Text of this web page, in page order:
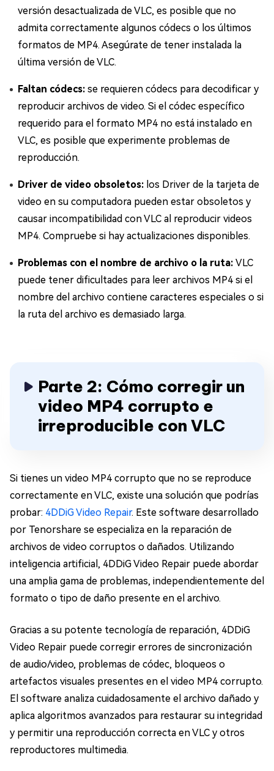
versión desactualizada de VLC, es posible que no
admita correctamente algunos códecs o los últimos
formatos de MP4. Asegúrate de tener instalada la
última versión de VLC.
Faltan códecs: se requieren códecs para decodificar y
reproducir archivos de video. Si el códec específico
requerido para el formato MP4 no está instalado en
VLC, es posible que experimente problemas de
reproducción.
Driver de video obsoletos: los Driver de la tarjeta de
video en su computadora pueden estar obsoletos y
causar incompatibilidad con VLC al reproducir videos
MP4. Compruebe si hay actualizaciones disponibles.
Problemas con el nombre de archivo o la ruta: VLC
puede tener dificultades para leer archivos MP4 si el
nombre del archivo contiene caracteres especiales o si
la ruta del archivo es demasiado larga.
Parte 2: Cómo corregir un
video MP4 corrupto e
irreproducible con VLC
Si tienes un video MP4 corrupto que no se reproduce
correctamente en VLC, existe una solución que podrías
probar: 4DDiG Video Repair. Este software desarrollado
por Tenorshare se especializa en la reparación de
archivos de video corruptos o dañados. Utilizando
inteligencia artificial, 4DDiG Video Repair puede abordar
una amplia gama de problemas, independientemente del
formato o tipo de daño presente en el archivo.
Gracias a su potente tecnología de reparación, 4DDiG
Video Repair puede corregir errores de sincronización
de audio/video, problemas de códec, bloqueos o
artefactos visuales presentes en el video MP4 corrupto.
El software analiza cuidadosamente el archivo dañado y
aplica algoritmos avanzados para restaurar su integridad
y permitir una reproducción correcta en VLC y otros
reproductores multimedia.